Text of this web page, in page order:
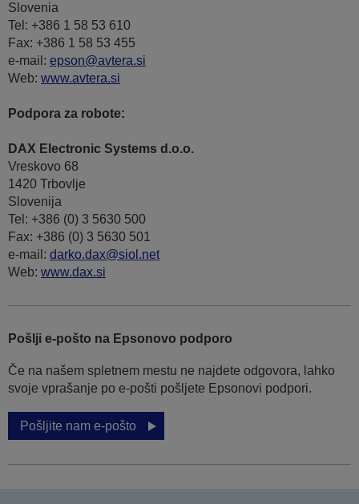
Slovenia
Tel: +386 1 58 53 610
Fax: +386 1 58 53 455
e-mail: epson@avtera.si
Web: www.avtera.si
Podpora za robote:
DAX Electronic Systems d.o.o.
Vreskovo 68
1420 Trbovlje
Slovenija
Tel: +386 (0) 3 5630 500
Fax: +386 (0) 3 5630 501
e-mail: darko.dax@siol.net
Web: www.dax.si
Pošlji e-pošto na Epsonovo podporo
Če na našem spletnem mestu ne najdete odgovora, lahko
svoje vprašanje po e-pošti pošljete Epsonovi podpori.
Pošljite nam e-pošto